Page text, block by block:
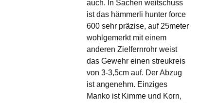
auch. In Sachen weitschuss
ist das hämmerli hunter force
600 sehr präzise, auf 25meter
wohlgemerkt mit einem
anderen Zielfernrohr weist
das Gewehr einen streukreis
von 3-3,5cm auf. Der Abzug
ist angenehm. Einziges
Manko ist Kimme und Korn,